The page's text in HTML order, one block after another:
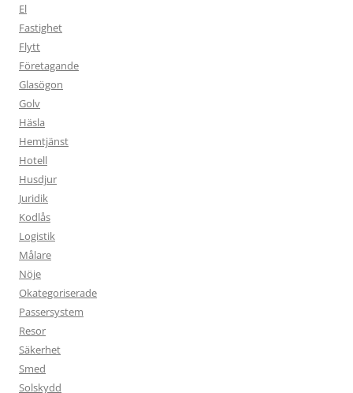
El
Fastighet
Flytt
Företagande
Glasögon
Golv
Häsla
Hemtjänst
Hotell
Husdjur
Juridik
Kodlås
Logistik
Målare
Nöje
Okategoriserade
Passersystem
Resor
Säkerhet
Smed
Solskydd